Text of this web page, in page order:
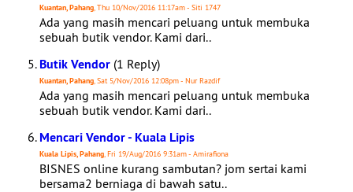
Kuantan, Pahang, Thu 10/Nov/2016 11:17am - Siti 1747
Ada yang masih mencari peluang untuk membuka
sebuah butik vendor. Kami dari..
Butik Vendor (1 Reply)
Kuantan, Pahang, Sat 5/Nov/2016 12:08pm - Nur Razdif
Ada yang masih mencari peluang untuk membuka
sebuah butik vendor. Kami dari..
Mencari Vendor - Kuala Lipis
Kuala Lipis, Pahang, Fri 19/Aug/2016 9:31am - Amirafiona
BISNES online kurang sambutan? jom sertai kami
bersama2 berniaga di bawah satu..